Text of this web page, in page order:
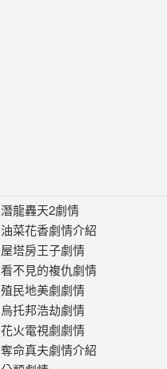
潛龍轟天2劇情
油菜花香劇情介紹
屋塔房王子劇情
看不見的複仇劇情
殖民地美劇劇情
烏托邦浩劫劇情
花火電視劇劇情
奪命真夫劇情介紹